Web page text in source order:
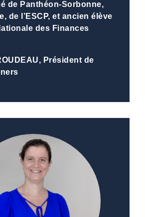
de Panthéon-Sorbonne,
de l’ESCP, et ancien élève
des Finances
Président de